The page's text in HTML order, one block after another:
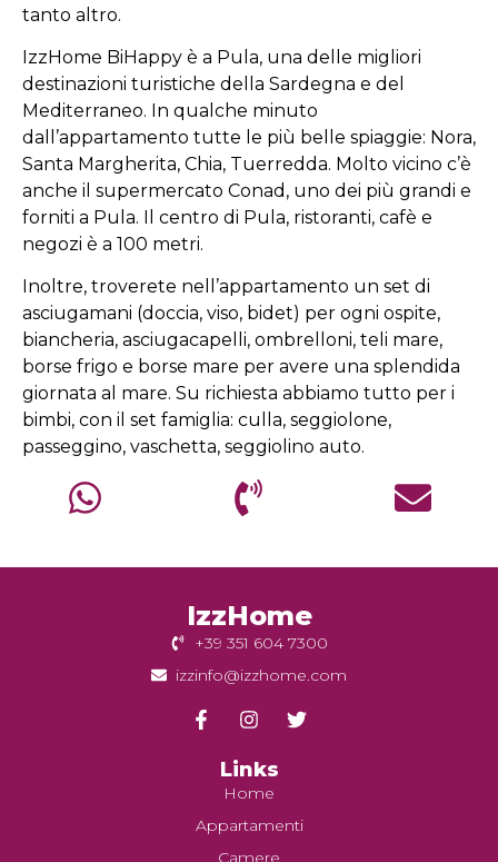
tanto altro.
IzzHome BiHappy è a Pula, una delle migliori
destinazioni turistiche della Sardegna e del
Mediterraneo. In qualche minuto
dall’appartamento tutte le più belle spiaggie: Nora,
Santa Margherita, Chia, Tuerredda. Molto vicino c’è
anche il supermercato Conad, uno dei più grandi e
forniti a Pula. Il centro di Pula, ristoranti, cafè e
negozi è a 100 metri.
Inoltre, troverete nell’appartamento un set di
asciugamani (doccia, viso, bidet) per ogni ospite,
biancheria, asciugacapelli, ombrelloni, teli mare,
borse frigo e borse mare per avere una splendida
giornata al mare. Su richiesta abbiamo tutto per i
bimbi, con il set famiglia: culla, seggiolone,
passeggino, vaschetta, seggiolino auto.
IzzHome
+39 351 604 7300
izzinfo@izzhome.com
Links
Home
Appartamenti
Camere